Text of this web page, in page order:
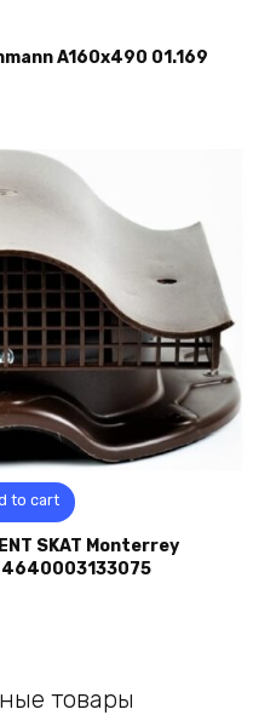
A160x490 01.169
to cart
SKAT Monterrey
товары